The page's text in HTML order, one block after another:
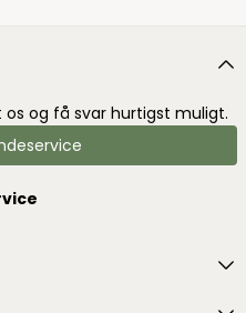
og få svar hurtigst muligt.